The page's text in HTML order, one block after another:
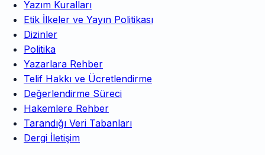
Yazım Kuralları
Etik İlkeler ve Yayın Politikası
Dizinler
Politika
Yazarlara Rehber
Telif Hakkı ve Ücretlendirme
Değerlendirme Süreci
Hakemlere Rehber
Tarandığı Veri Tabanları
Dergi İletişim